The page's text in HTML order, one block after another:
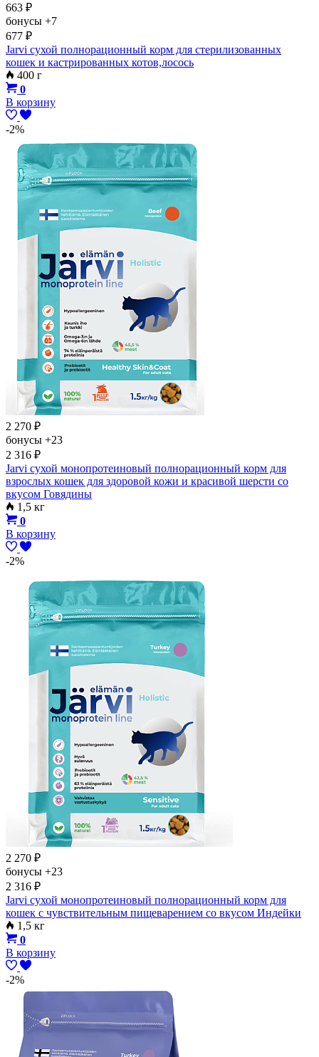
663 ₽
бонусы +7
677 ₽
Jarvi сухой полнорационный корм для стерилизованных
кошек и кастрированных котов,лосось
400 г
0
В корзину
-2%
2 270 ₽
бонусы +23
2 316 ₽
Jarvi сухой монопротеиновый полнорационный корм для
взрослых кошек для здоровой кожи и красивой шерсти со
вкусом Говядины
1,5 кг
0
В корзину
-2%
2 270 ₽
бонусы +23
2 316 ₽
Jarvi сухой монопротеиновый полнорационный корм для
кошек с чувствительным пищеварением со вкусом Индейки
1,5 кг
0
В корзину
-2%